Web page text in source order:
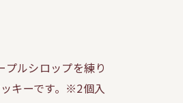
プルシロップを練り
キーです。※2個入